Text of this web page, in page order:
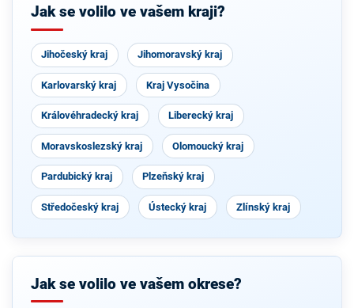
Jak se volilo ve vašem kraji?
Jihočeský kraj Jihomoravský kraj
Karlovarský kraj Kraj Vysočina
Královéhradecký kraj Liberecký kraj
Moravskoslezský kraj Olomoucký kraj
Pardubický kraj Plzeňský kraj
Středočeský kraj Ústecký kraj Zlínský kraj
Jak se volilo ve vašem okrese?